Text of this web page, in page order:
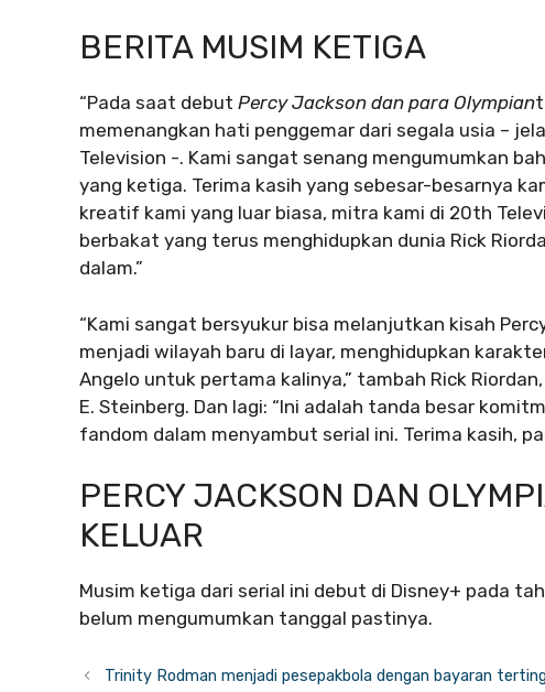
BERITA MUSIM KETIGA
“Pada saat debut Percy Jackson dan para Olympian
memenangkan hati penggemar dari segala usia –
Television -. Kami sangat senang mengumumkan
yang ketiga. Terima kasih yang sebesar-besarnya
kreatif kami yang luar biasa, mitra kami di 20th
berbakat yang terus menghidupkan dunia Rick
dalam.”
“Kami sangat bersyukur bisa melanjutkan kisah
menjadi wilayah baru di layar, menghidupkan
Angelo untuk pertama kalinya,” tambah Rick
E. Steinberg. Dan lagi: “Ini adalah tanda besar
fandom dalam menyambut serial ini. Terima kasih,
PERCY JACKSON DAN
KELUAR
Musim ketiga dari serial ini debut di Disney+ pada
belum mengumumkan tanggal pastinya.
Trinity Rodman menjadi pesepakbola dengan bayaran